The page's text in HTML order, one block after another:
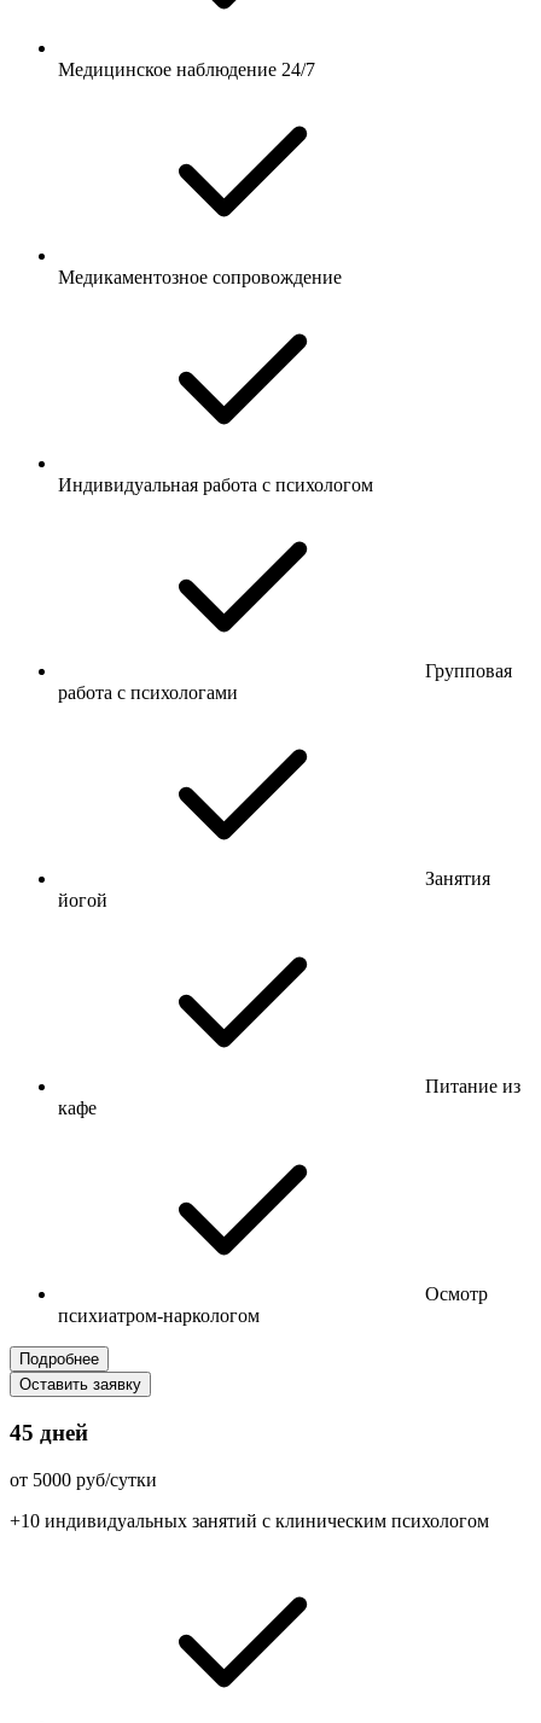
Медицинское наблюдение 24/7
Медикаментозное сопровождение
Индивидуальная работа с психологом
Групповая
работа с психологами
Занятия
йогой
Питание из
кафе
Осмотр
психиатром-наркологом
Подробнее
Оставить заявку
45 дней
от 5000 руб/сутки
+10 индивидуальных занятий с клиническим психологом